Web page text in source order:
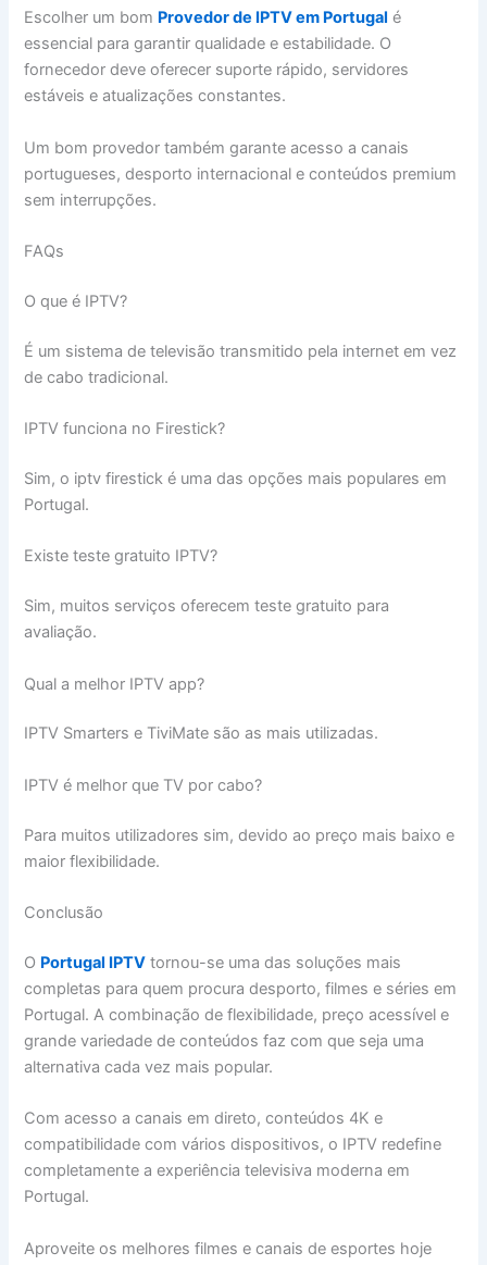
Escolher um bom Provedor de IPTV em Portugal é
essencial para garantir qualidade e estabilidade. O
fornecedor deve oferecer suporte rápido, servidores
estáveis e atualizações constantes.
Um bom provedor também garante acesso a canais
portugueses, desporto internacional e conteúdos premium
sem interrupções.
FAQs
O que é IPTV?
É um sistema de televisão transmitido pela internet em vez
de cabo tradicional.
IPTV funciona no Firestick?
Sim, o iptv firestick é uma das opções mais populares em
Portugal.
Existe teste gratuito IPTV?
Sim, muitos serviços oferecem teste gratuito para
avaliação.
Qual a melhor IPTV app?
IPTV Smarters e TiviMate são as mais utilizadas.
IPTV é melhor que TV por cabo?
Para muitos utilizadores sim, devido ao preço mais baixo e
maior flexibilidade.
Conclusão
O Portugal IPTV tornou-se uma das soluções mais
completas para quem procura desporto, filmes e séries em
Portugal. A combinação de flexibilidade, preço acessível e
grande variedade de conteúdos faz com que seja uma
alternativa cada vez mais popular.
Com acesso a canais em direto, conteúdos 4K e
compatibilidade com vários dispositivos, o IPTV redefine
completamente a experiência televisiva moderna em
Portugal.
Aproveite os melhores filmes e canais de esportes hoje